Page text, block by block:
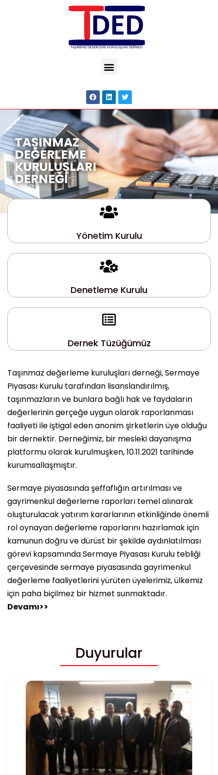
TAŞINMAZ
DEĞERLEME
KURULUŞLARI
DERNEĞİ
Yönetim Kurulu
Denetleme Kurulu
Dernek Tüzüğümüz
Taşınmaz değerleme kuruluşları derneği, Sermaye
Piyasası Kurulu tarafından lisanslandırılmış,
taşınmazların ve bunlara bağlı hak ve faydaların
değerlerinin gerçeğe uygun olarak raporlanması
faaliyeti ile iştigal eden anonim şirketlerin üye olduğu
bir dernektir. Derneğimiz, bir mesleki dayanışma
platformu olarak kurulmuşken, 10.11.2021 tarihinde
kurumsallaşmıştır.
Sermaye piyasasında şeffaflığın artırılması ve
gayrimenkul değerleme raporları temel alınarak
oluşturulacak yatırım kararlarının etkinliğinde önemli
rol oynayan değerleme raporlarını hazırlamak için
kamunun doğru ve dürüst bir şekilde aydınlatılması
görevi kapsamında Sermaye Piyasası Kurulu tebliği
çerçevesinde sermaye piyasasında gayrimenkul
değerleme faaliyetlerini yürüten üyelerimiz, ülkemiz
için paha biçilmez bir hizmet sunmaktadır.
Devamı>>
Duyurular